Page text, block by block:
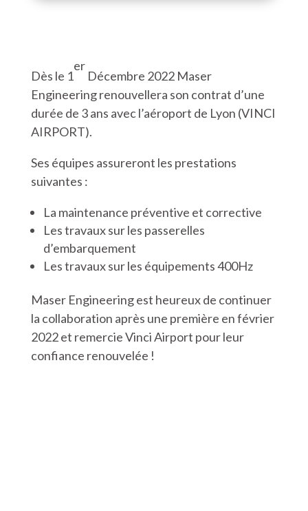
Dès le 1
er
Décembre 2022 Maser
Engineering renouvellera son contrat d’une
durée de 3 ans avec l’aéroport de Lyon (VINCI
AIRPORT).
Ses équipes assureront les prestations
suivantes :
La maintenance préventive et corrective
Les travaux sur les passerelles
d’embarquement
Les travaux sur les équipements 400Hz
Maser Engineering est heureux de continuer
la collaboration après une première en février
2022 et remercie Vinci Airport pour leur
confiance renouvelée !